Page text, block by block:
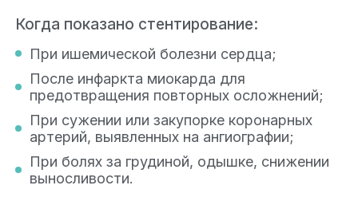
Когда показано стентирование:
При ишемической болезни сердца;
После инфаркта миокарда для
предотвращения повторных осложнений;
При сужении или закупорке коронарных
артерий, выявленных на ангиографии;
При болях за грудиной, одышке, снижении
выносливости.